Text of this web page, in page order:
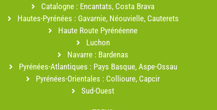
Catalogne : Encantats, Costa Brava
Hautes-Pyrénées : Gavarnie, Néouvielle, Cauterets
Haute Route Pyrénéenne
Luchon
Navarre : Bardenas
Pyrénées-Atlantiques : Pays Basque, Aspe-Ossau
Pyrénées-Orientales : Collioure, Capcir
Sud-Ouest